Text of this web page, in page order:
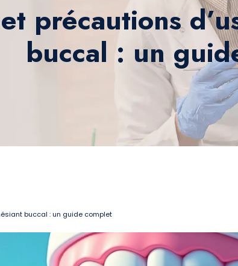
précautions
buccal : un
buccal : un guide complet